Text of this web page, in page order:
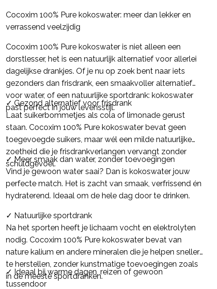
Cocoxim 100% Pure kokoswater: meer dan lekker en
verrassend veelzijdig
Cocoxim 100% Pure kokoswater is niet alleen een
dorstlesser, het is een natuurlijk alternatief voor allerlei
dagelijkse drankjes. Of je nu op zoek bent naar iets
gezonders dan frisdrank, een smaakvoller alternatief
voor water, of een natuurlijke sportdrank: kokoswater
past perfect in jouw levensstijl.
✓ Gezond alternatief voor frisdrank
Laat suikerbommetjes als cola of limonade gerust
staan. Cocoxim 100% Pure kokoswater bevat geen
toegevoegde suikers, maar wél een milde natuurlijke
zoetheid die je frisdrankverlangen vervangt zonder
schuldgevoel.
✓ Meer smaak dan water, zonder toevoegingen
Vind je gewoon water saai? Dan is kokoswater jouw
perfecte match. Het is zacht van smaak, verfrissend én
hydraterend. Ideaal om de hele dag door te drinken.
✓ Natuurlijke sportdrank
Na het sporten heeft je lichaam vocht en elektrolyten
nodig. Cocoxim 100% Pure kokoswater bevat van
nature kalium en andere mineralen die je helpen sneller
te herstellen, zonder kunstmatige toevoegingen zoals
in de meeste sportdranken.
✓ Ideaal bij warme dagen, reizen of gewoon
tussendoor